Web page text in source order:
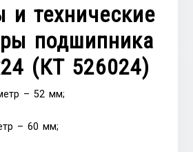
и технические
подшипника
(КT 526024)
– 52 мм;
– 60 мм;